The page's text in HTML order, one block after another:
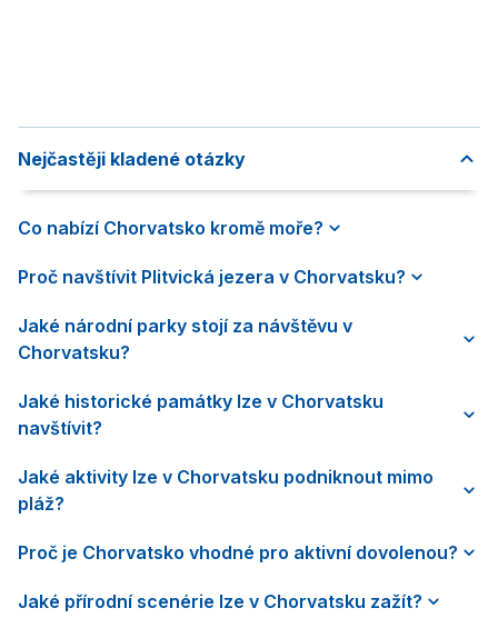
Nejčastěji kladené otázky
Co nabízí Chorvatsko kromě moře?
Proč navštívit Plitvická jezera v Chorvatsku?
Jaké národní parky stojí za návštěvu v
Chorvatsku?
Jaké historické památky lze v Chorvatsku
navštívit?
Jaké aktivity lze v Chorvatsku podniknout mimo
pláž?
Proč je Chorvatsko vhodné pro aktivní dovolenou?
Jaké přírodní scenérie lze v Chorvatsku zažít?